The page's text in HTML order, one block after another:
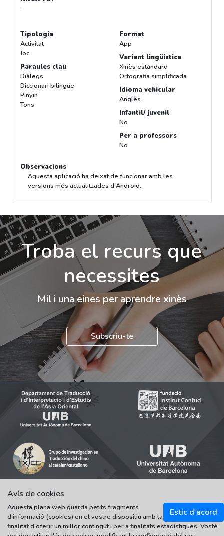
-
Tipologia
Activitat
Joc
Paraules clau
Diàlegs
Diccionari bilingüe
Pinyin
Tons
Format
App
Variant lingüística
Xinès estàndard
Ortografia simplificada
Idioma vehicular
Anglès
Infantil/ juvenil
No
Per a professors
No
Observacions
Aquesta aplicació ha deixat de funcionar amb les
versions més actualitzades d'Android.
Troba el recurs que
necessites
Mil i una eines per aprendre xinès
Subscriu-te
© 2021-2022 Universitat Autònoma de Barcelona
Tots els drets reservats
Avís de cookies
Estic d'acord
Aquesta plana web guarda petits fragments
d'informació (cookies) en el vostre dispositiu amb la
finalitat d'oferir un millor contingut i per a finalitats estadístiques. Vostè